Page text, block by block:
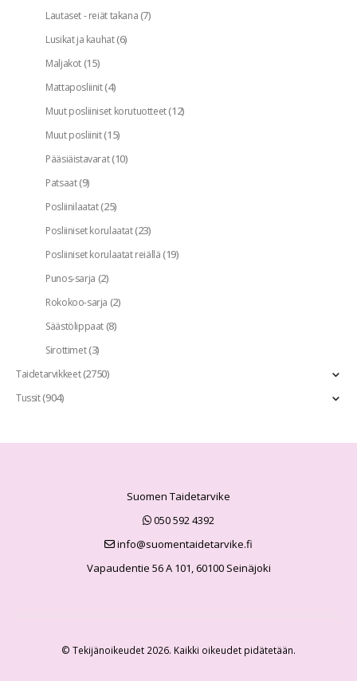
Lautaset - reiät takana(7)
Lusikat ja kauhat(6)
Maljakot(15)
Mattaposliinit(4)
Muut posliiniset korutuotteet(12)
Muut posliinit(15)
Pääsiäistavarat(10)
Patsaat(9)
Posliinilaatat(25)
Posliiniset korulaatat(23)
Posliiniset korulaatat reiällä(19)
Punos-sarja (2)
Rokokoo-sarja (2)
Säästölippaat(8)
Sirottimet(3)
Taidetarvikkeet(2750)
Tussit(904)
Suomen Taidetarvike
050 592 4392
info@suomentaidetarvike.fi
Vapaudentie 56 A 101, 60100 Seinäjoki
© Tekijänoikeudet 2026. Kaikki oikeudet pidätetään.